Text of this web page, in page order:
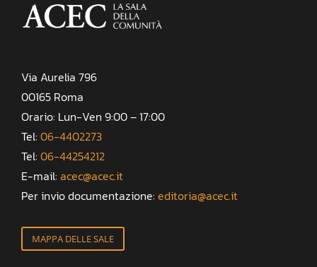
Via Aurelia 796
00165 Roma
Orario: Lun-Ven 9:00 – 17:00
Tel: 06-4402273
Tel: 06-44254212
E-mail: acec@acec.it
Per invio documentazione: editoria@acec.it
MAPPA DELLE SALE